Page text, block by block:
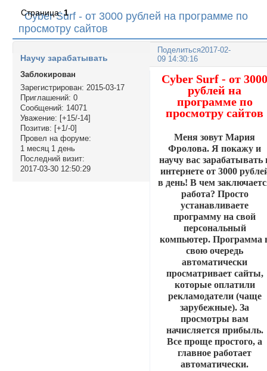
Cyber Surf - от 3000 рублей на программе по
просмотру сайтов
Страница:1
Поделиться2017-02-
09 14:30:16
Научу зарабатывать
Заблокирован
Зарегистрирован: 2015-03-17
Приглашений: 0
Сообщений: 14071
Уважение: [+15/-14]
Позитив: [+1/-0]
Провел на форуме:
1 месяц 1 день
Последний визит:
2017-03-30 12:50:29
Cyber Surf - от
рублей на
программе по
просмотру сайтов
Меня зовут Мария
Фролова. Я покажу и
научу вас зарабатывать
интернете от 3000
в день! В чем
работа? Просто
устанавливаете
программу на свой
персональный
компьютер. Программа
свою очередь
автоматически
просматривает сайты,
которые оплатили
рекламодатели (чаще
зарубежные). За
просмотры вам
начисляется прибыль.
Все проще простого, а
главное работает
автоматически.